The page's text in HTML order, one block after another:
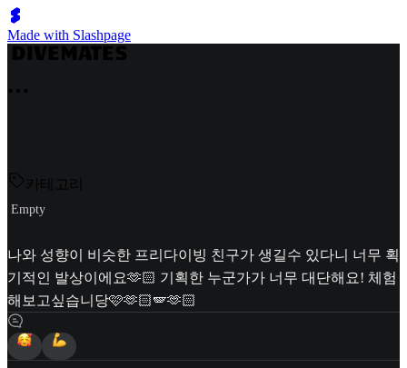
Made with Slashpage
카테고리
Empty
나와 성향이 비슷한 프리다이빙 친구가 생길수 있다니 너무 획
기적인 발상이에요🫶🏻 기획한 누군가가 너무 대단해요! 체험
해보고싶습니당🩷🫶🏻🪽🫶🏻